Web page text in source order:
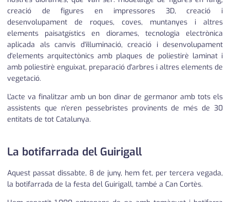
creació de figures en impressores 3D, creació i
desenvolupament de roques, coves, muntanyes i altres
elements paisatgístics en diorames, tecnologia electrònica
aplicada als canvis d'il·luminació, creació i desenvolupament
d'elements arquitectònics amb plaques de poliestirè laminat i
amb poliestirè enguixat, preparació d'arbres i altres elements de
vegetació.
L'acte va finalitzar amb un bon dinar de germanor amb tots els
assistents que n'eren pessebristes provinents de més de 30
entitats de tot Catalunya.
La botifarrada del Guirigall
Aquest passat dissabte, 8 de juny, hem fet, per tercera vegada,
la botifarrada de la festa del Guirigall, també a Can Cortès.